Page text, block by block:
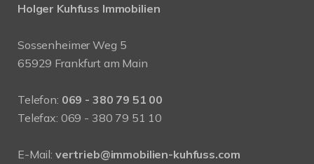
Holger Kuhfuss Immobilien
Sossenheimer Weg 5
65929 Frankfurt am Main
Telefon: 069 - 380 79 51 00
Telefax: 069 - 380 79 51 10
E-Mail: vertrieb@immobilien-kuhfuss.com